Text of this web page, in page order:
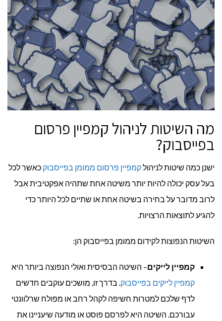
מה השיטות לניהול קמפיין פרסום
בפייסבוק?
ישנן כמה שיטות לניהולקמפיין פרסום ממומן בפייסבוק כאשר לכל
בעל עסק יכולה להיות יותר משיטה אחת שתהיה אפקטיבית אבל
לרוב מדובר על בחירה בשיטה אחת או שתיים לכל היותר כדי
להגיע לתוצאות הרצויות.
השיטות הנפוצות לקידום ממומן בפייסבוק הן:
קמפיין לייקים– השיטה הבסיסית ואולי הנפוצה ביותר היא
קמפיין לייקים בפייסבוק . בדרך זו, מושכים עוקבים חדשים
לדף שלכם למטרות חשיפה לקהל רחב או מפולח שרלוונטי
עבורכם. השיטה היא לפרסם פוסט או מודעה שיעניינו את